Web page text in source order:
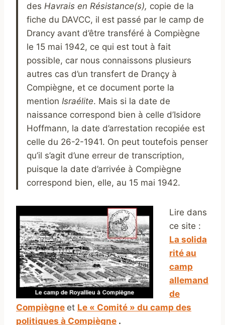
des Havrais en Résistance(s), copie de la
fiche du DAVCC, il est passé par le camp de
Drancy avant d’être transféré à Compiègne
le 15 mai 1942, ce qui est tout à fait
possible, car nous connaissons plusieurs
autres cas d’un transfert de Drançy à
Compiègne, et ce document porte la
mention Israélite. Mais si la date de
naissance correspond bien à celle d’Isidore
Hoffmann, la date d’arrestation recopiée est
celle du 26-2-1941. On peut toutefois penser
qu’il s’agit d’une erreur de transcription,
puisque la date d’arrivée à Compiègne
correspond bien, elle, au 15 mai 1942.
Lire dans
ce site :
La solida
rité au
camp
allemand
de
Compiègne et Le « Comité » du camp des
politiques à Compiègne .